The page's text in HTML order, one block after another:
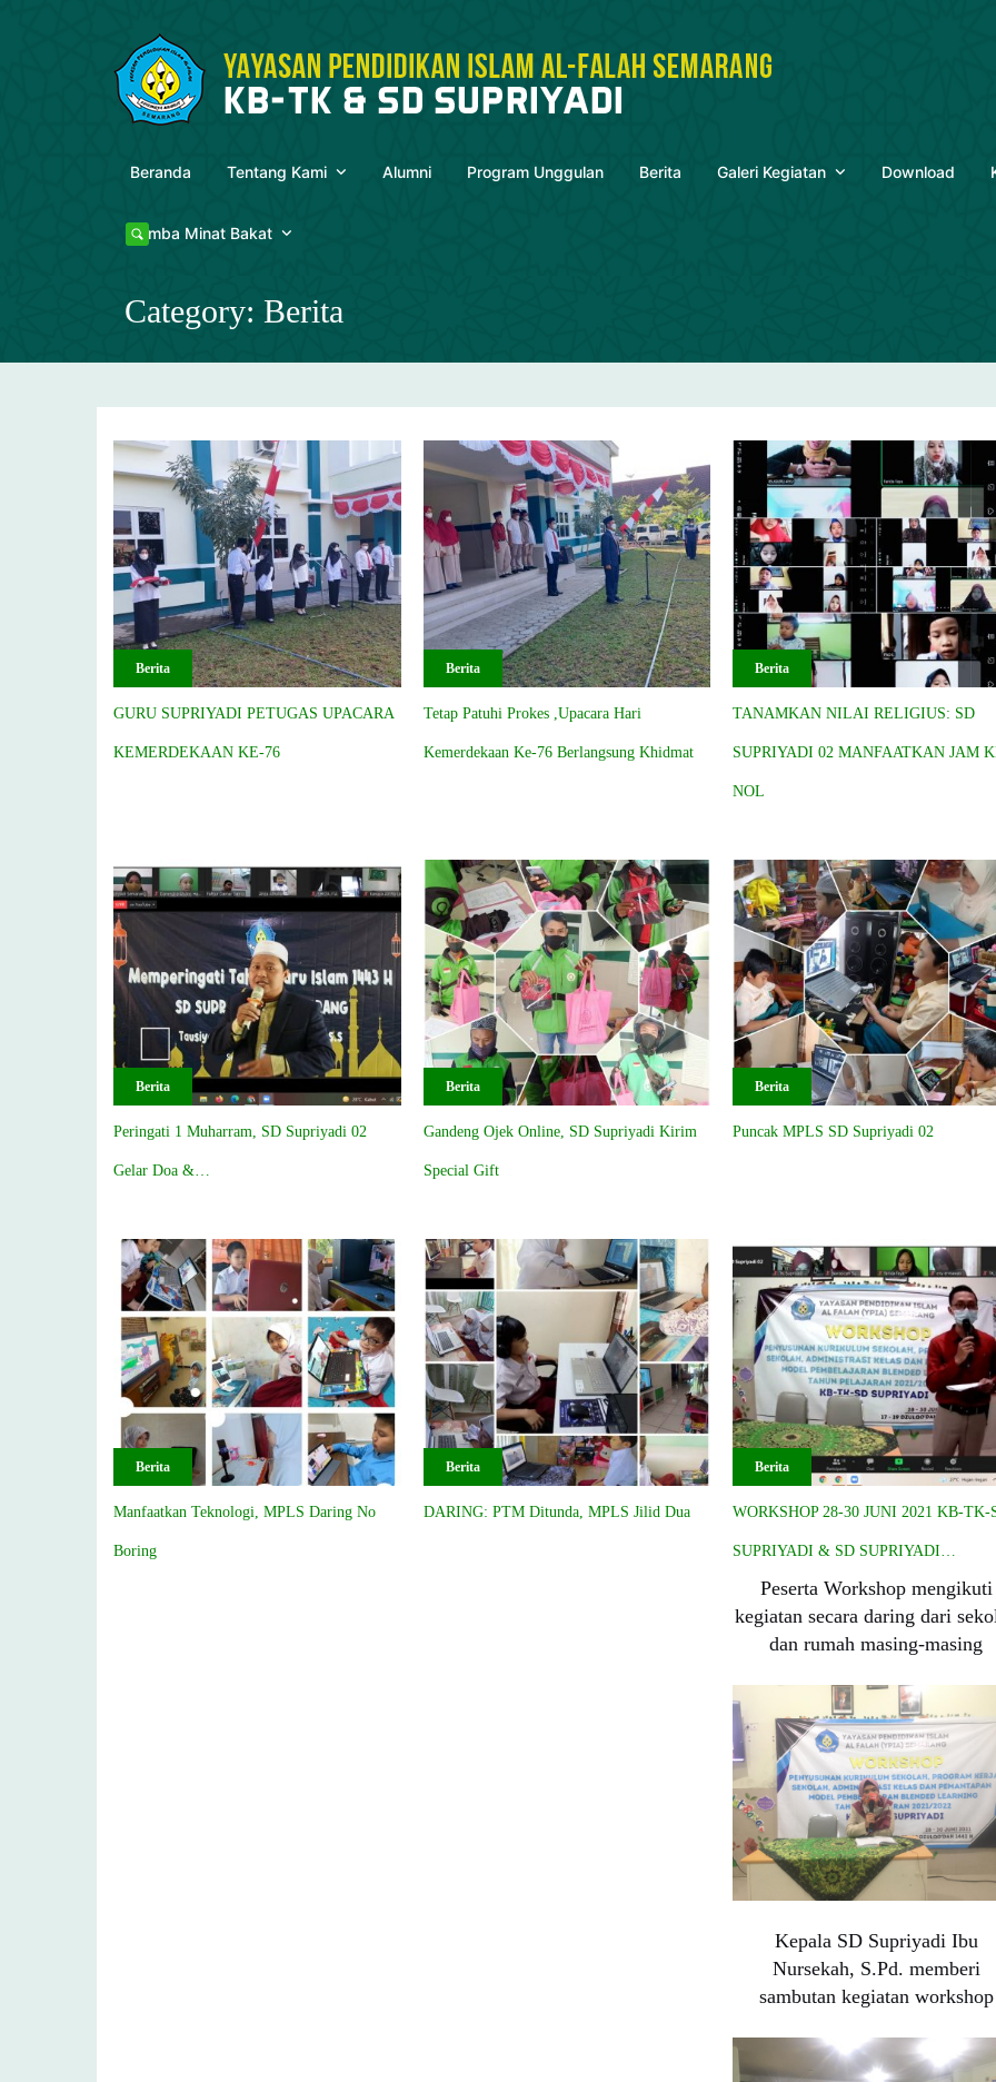
Beranda Tentang Kami Alumni Program Unggulan Berita Galeri Kegiatan Download
Lomba Minat Bakat
Category: Berita
Berita
GURU SUPRIYADI PETUGAS UPACARA
KEMERDEKAAN KE-76
Berita
Tetap Patuhi Prokes ,Upacara Hari
Kemerdekaan Ke-76 Berlangsung Khidmat
Berita
TANAMKAN NILAI RELIGIUS: SD
SUPRIYADI 02 MANFAATKAN JAM
NOL
Berita
Peringati 1 Muharram, SD Supriyadi 02
Gelar Doa &…
Berita
Gandeng Ojek Online, SD Supriyadi Kirim
Special Gift
Berita
Puncak MPLS SD Supriyadi 02
Berita
Manfaatkan Teknologi, MPLS Daring No
Boring
Berita
DARING: PTM Ditunda, MPLS Jilid Dua
Berita
WORKSHOP 28-30 JUNI 2021 KB-TK-
SUPRIYADI & SD SUPRIYADI…
Peserta Workshop mengikuti
kegiatan secara daring dari
dan rumah masing-masing
Kepala SD Supriyadi Ibu
Nursekah, S.Pd. memberi
sambutan kegiatan workshop